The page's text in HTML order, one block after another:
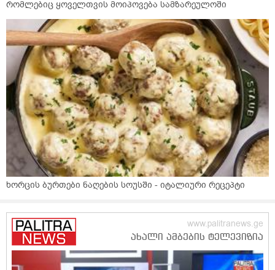
რომლებიც ყოველთვის მოიპოვება სამზარეულოში
ხორცის ბურთები ნაღების სოუსში - იტალიური რეცეპტი